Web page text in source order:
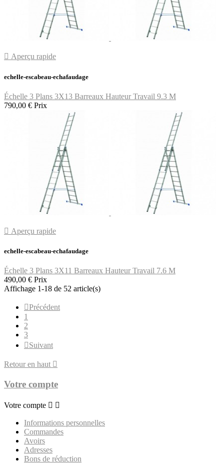
 Aperçu rapide
echelle-escabeau-echafaudage
Échelle 3 Plans 3X13 Barreaux Hauteur Travail 9.3 M
790,00 € Prix
 Aperçu rapide
echelle-escabeau-echafaudage
Échelle 3 Plans 3X11 Barreaux Hauteur Travail 7.6 M
490,00 € Prix
Affichage 1-18 de 52 article(s)
Précédent
1
2
3
 Suivant
Retour en haut 
Votre compte
Votre compte  
Informations personnelles
Commandes
Avoirs
Adresses
Bons de réduction